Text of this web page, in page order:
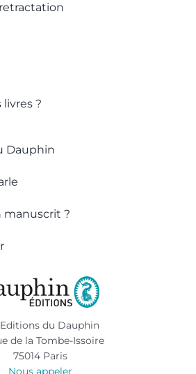
?
Dauphin
manuscrit ?
Editions du Dauphin
de la Tombe-Issoire
75014 Paris
Nous appeler